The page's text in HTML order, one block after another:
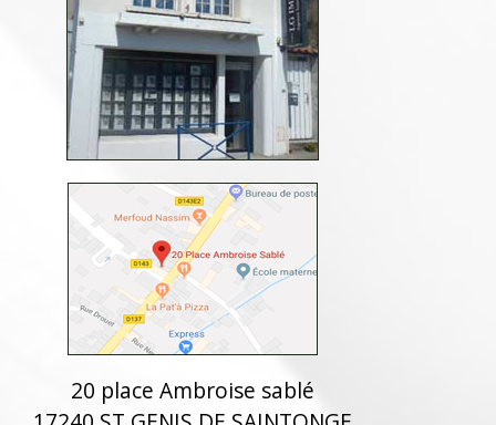
20 place Ambroise sablé